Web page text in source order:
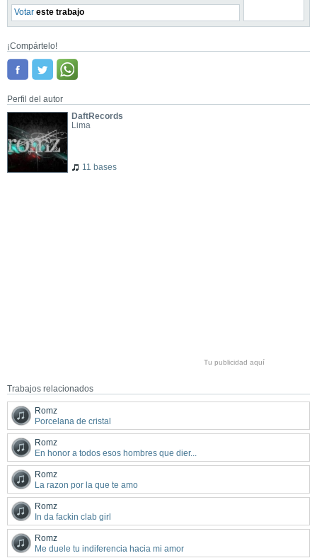
Votar este trabajo
¡Compártelo!
Perfil del autor
DaftRecords
Lima
11 bases
Tu publicidad aquí
Trabajos relacionados
Romz
Porcelana de cristal
Romz
En honor a todos esos hombres que dier...
Romz
La razon por la que te amo
Romz
In da fackin clab girl
Romz
Me duele tu indiferencia hacia mi amor